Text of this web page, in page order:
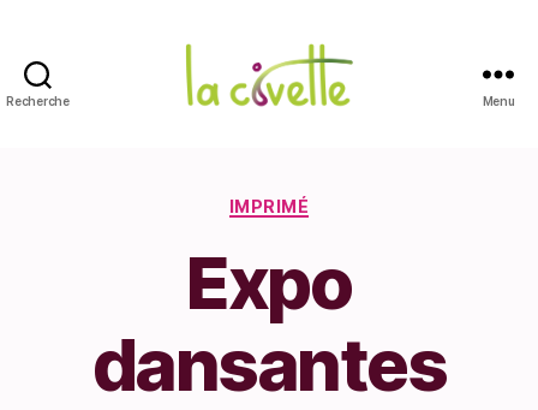
Recherche Menu
Catégories
IMPRIMÉ
Expo
dansantes